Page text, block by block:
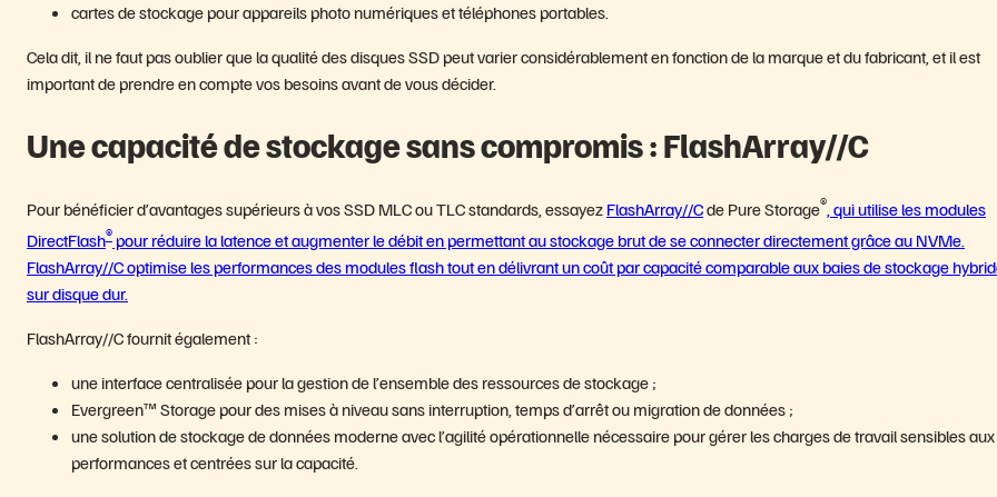
cartes de stockage pour appareils photo numériques et téléphones portables.
Cela dit, il ne faut pas oublier que la qualité des disques SSD peut varier considérablement en fonction de la marque et du fabricant, et il est
important de prendre en compte vos besoins avant de vous décider.
Une capacité de stockage sans compromis : FlashArray//C
Pour bénéficier d’avantages supérieurs à vos SSD MLC ou TLC standards, essayez FlashArray//Cde Pure Storage®, qui utilise les modules
DirectFlash® pour réduire la latence et augmenter le débit en permettant au stockage brut de se connecter directement grâce au NVMe.
FlashArray//C optimise les performances des modules flash tout en délivrant un coût par capacité comparable aux baies de stockage
sur disque dur.
FlashArray//C fournit également :
une interface centralisée pour la gestion de l’ensemble des ressources de stockage ;
Evergreen™ Storage pour des mises à niveau sans interruption, temps d’arrêt ou migration de données ;
une solution de stockage de données moderne avec l’agilité opérationnelle nécessaire pour gérer les charges de travail sensibles aux
performances et centrées sur la capacité.